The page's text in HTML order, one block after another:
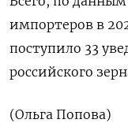
импортеров в
поступило 33
российского
(Ольга Попова)